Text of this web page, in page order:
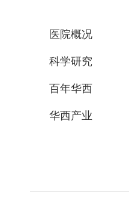
医院概况
科学研究
百年华西
华西产业